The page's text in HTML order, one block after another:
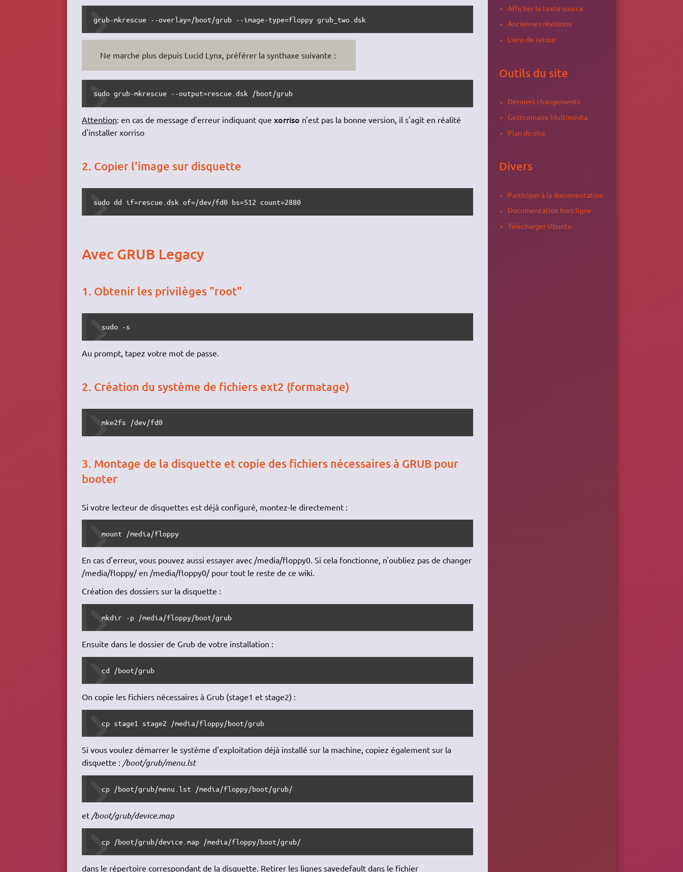
grub-mkrescue --overlay=/boot/grub --image-type=floppy grub_two.dsk
Ne marche plus depuis Lucid Lynx, préférer la synthaxe suivante :
sudo grub-mkrescue --output=rescue.dsk /boot/grub
Attention: en cas de message d'erreur indiquant que xorriso n'est pas la bonne version, il s'agit en réalité
d'installer xorriso
2. Copier l'image sur disquette
sudo dd if=rescue.dsk of=/dev/fd0 bs=512 count=2880
Avec GRUB Legacy
1. Obtenir les privilèges "root"
  sudo -s
Au prompt, tapez votre mot de passe.
2. Création du système de fichiers ext2 (formatage)
  mke2fs /dev/fd0
3. Montage de la disquette et copie des fichiers nécessaires à GRUB pour
booter
Si votre lecteur de disquettes est déjà configuré, montez-le directement :
  mount /media/floppy
En cas d'erreur, vous pouvez aussi essayer avec /media/floppy0. Si cela fonctionne, n'oubliez pas de changer
/media/floppy/ en /media/floppy0/ pour tout le reste de ce wiki.
Création des dossiers sur la disquette :
  mkdir -p /media/floppy/boot/grub
Ensuite dans le dossier de Grub de votre installation :
  cd /boot/grub
On copie les fichiers nécessaires à Grub (stage1 et stage2) :
  cp stage1 stage2 /media/floppy/boot/grub
Si vous voulez démarrer le système d'exploitation déjà installé sur la machine, copiez également sur la
disquette : /boot/grub/menu.lst
  cp /boot/grub/menu.lst /media/floppy/boot/grub/
et /boot/grub/device.map
  cp /boot/grub/device.map /media/floppy/boot/grub/
dans le répertoire correspondant de la disquette. Retirer les lignes savedefault dans le fichier
Afficher le texte source
Anciennes révisions
Liens de retour
Outils du site
Derniers changements
Gestionnaire Multimédia
Plan du site
Divers
Participer à la documentation
Documentation hors ligne
Télécharger Ubuntu